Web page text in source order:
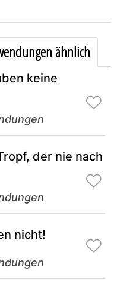
ähnlich
keine
der nie nach
nicht!